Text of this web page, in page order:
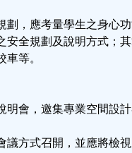
劃，應考量學生之身心
安全規劃及說明方式；
等。
明會，邀集專業空間設
議方式召開，並應將檢